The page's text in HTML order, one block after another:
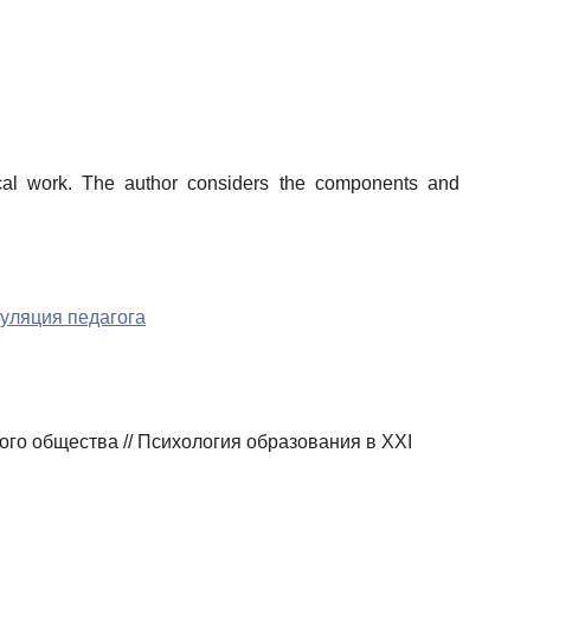
work. The author considers the components and
педагога
общества // Психология образования в XXI